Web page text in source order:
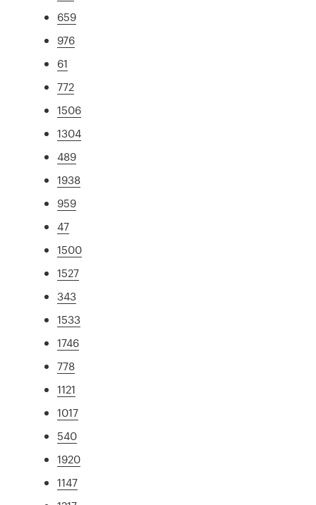
659
976
61
772
1506
1304
489
1938
959
47
1500
1527
343
1533
1746
778
1121
1017
540
1920
1147